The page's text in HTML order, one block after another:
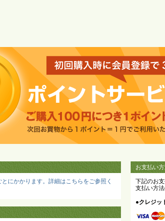
にかかります。詳細はこちらをご参照く
お支払い
下記のお
支払い方
●クレジッ